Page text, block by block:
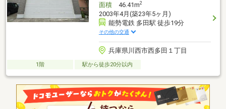
面積46.41m2
2003年4月(築23年5ヶ月)
能勢電鉄 多田駅 徒歩19分
その他の交通
兵庫県川西市西多田１丁目
1階 駅から徒歩20分以内